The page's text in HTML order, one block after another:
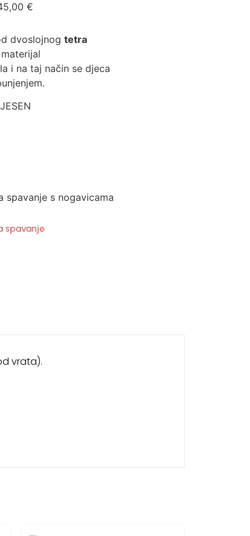
€
dvoslojnog tetra
i na taj način se djeca
spavanje s nogavicama
spavanje
vrata).